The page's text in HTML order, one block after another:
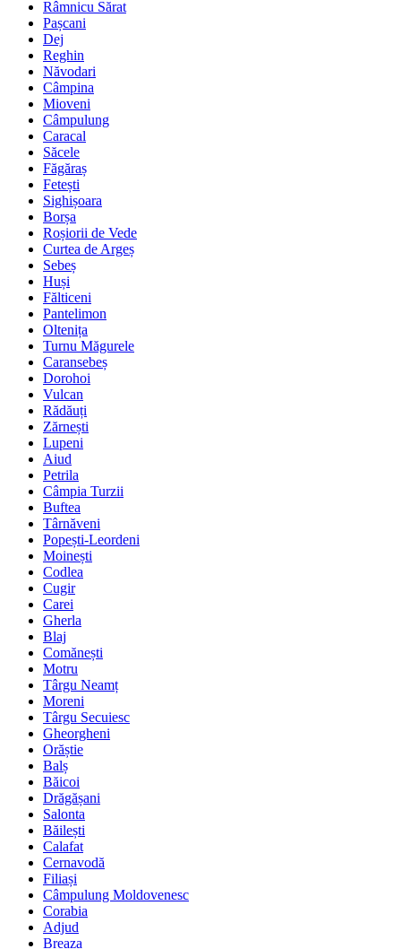
Râmnicu Sărat
Pașcani
Dej
Reghin
Năvodari
Câmpina
Mioveni
Câmpulung
Caracal
Săcele
Făgăraș
Fetești
Sighișoara
Borșa
Roșiorii de Vede
Curtea de Argeș
Sebeș
Huși
Fălticeni
Pantelimon
Oltenița
Turnu Măgurele
Caransebeș
Dorohoi
Vulcan
Rădăuți
Zărnești
Lupeni
Aiud
Petrila
Câmpia Turzii
Buftea
Târnăveni
Popești-Leordeni
Moinești
Codlea
Cugir
Carei
Gherla
Blaj
Comănești
Motru
Târgu Neamț
Moreni
Târgu Secuiesc
Gheorgheni
Orăștie
Balș
Băicoi
Drăgășani
Salonta
Băilești
Calafat
Cernavodă
Filiași
Câmpulung Moldovenesc
Corabia
Adjud
Breaza